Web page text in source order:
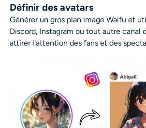
Définir des avatars
Générer un gros plan image Waifu et
Discord, Instagram ou tout autre canal
attirer l'attention des fans et des